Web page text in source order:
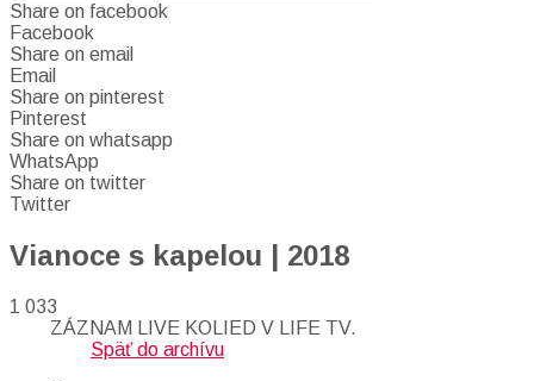
Share on facebook
Facebook
Share on email
Email
Share on pinterest
Pinterest
Share on whatsapp
WhatsApp
Share on twitter
Twitter
Vianoce s kapelou | 2018
1 033
ZÁZNAM LIVE KOLIED V LIFE TV.
Späť do archívu